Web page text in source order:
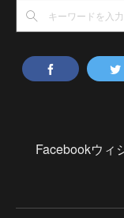
Facebookウィ